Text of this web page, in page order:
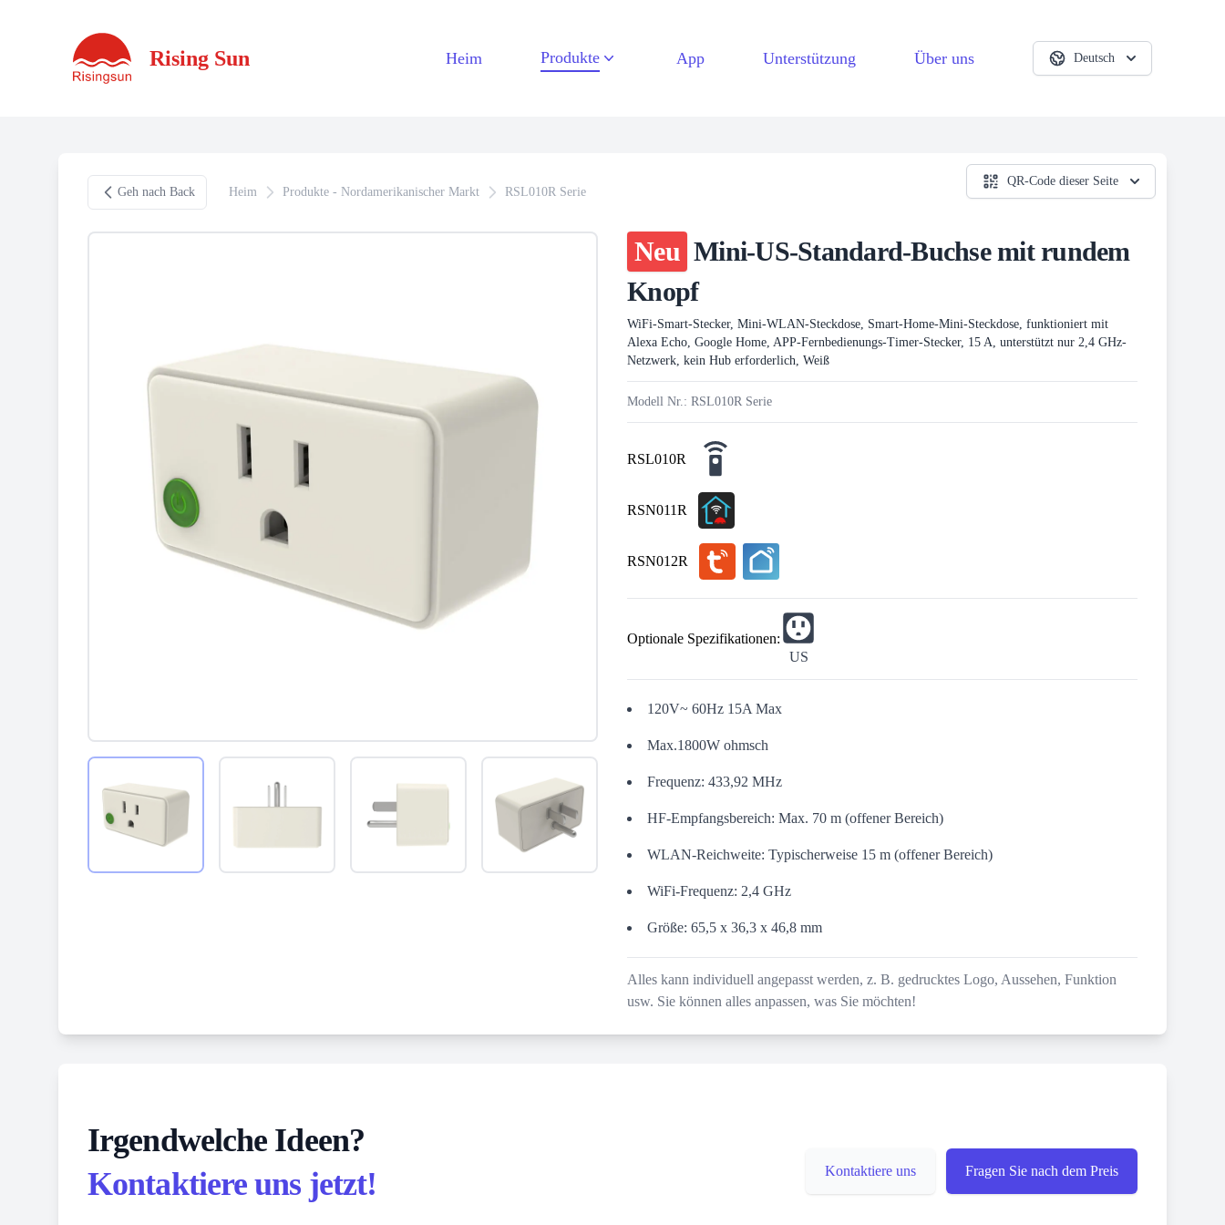
Rising Sun Heim Produkte App Unterstützung Über uns Deutsch
QR-Code dieser Seite
Geh nach Back
Heim Produkte - Nordamerikanischer Markt RSL010R Serie
Neu Mini-US-Standard-Buchse mit rundem
Knopf
WiFi-Smart-Stecker, Mini-WLAN-Steckdose, Smart-Home-Mini-Steckdose, funktioniert mit
Alexa Echo, Google Home, APP-Fernbedienungs-Timer-Stecker, 15 A, unterstützt nur 2,4 GHz-
Netzwerk, kein Hub erforderlich, Weiß
Modell Nr.: RSL010R Serie
RSL010R
RSN011R
RSN012R
Optionale Spezifikationen:
US
120V~ 60Hz 15A Max
Max.1800W ohmsch
Frequenz: 433,92 MHz
HF-Empfangsbereich: Max. 70 m (offener Bereich)
WLAN-Reichweite: Typischerweise 15 m (offener Bereich)
WiFi-Frequenz: 2,4 GHz
Größe: 65,5 x 36,3 x 46,8 mm
Alles kann individuell angepasst werden, z. B. gedrucktes Logo, Aussehen, Funktion
usw. Sie können alles anpassen, was Sie möchten!
Irgendwelche Ideen?
Kontaktiere uns jetzt!
Kontaktiere uns Fragen Sie nach dem Preis